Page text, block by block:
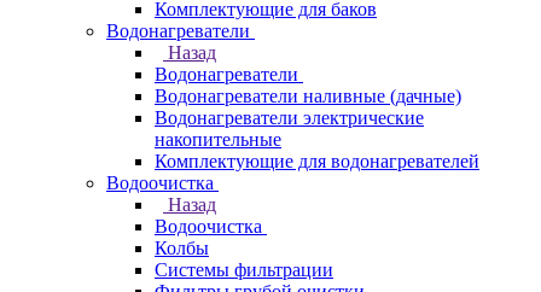
Комплектующие для баков
Водонагреватели
Назад
Водонагреватели
Водонагреватели наливные (дачные)
Водонагреватели электрические
накопительные
Комплектующие для водонагревателей
Водоочистка
Назад
Водоочистка
Колбы
Системы фильтрации